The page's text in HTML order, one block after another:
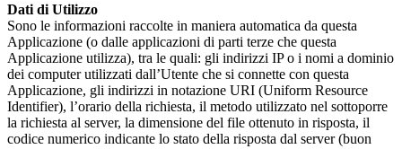
Dati di Utilizzo
Sono le informazioni raccolte in maniera automatica da questa
Applicazione (o dalle applicazioni di parti terze che questa
Applicazione utilizza), tra le quali: gli indirizzi IP o i nomi a dominio
dei computer utilizzati dall’Utente che si connette con questa
Applicazione, gli indirizzi in notazione URI (Uniform Resource
Identifier), l’orario della richiesta, il metodo utilizzato nel sottoporre
la richiesta al server, la dimensione del file ottenuto in risposta, il
codice numerico indicante lo stato della risposta dal server (buon